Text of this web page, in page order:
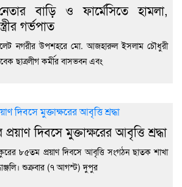
বাড়ি ও ফার্মেসিতে হামলা,
গর্ভপাত
নগরীর উপশহরে মো. আজহারুল ইসলাম চৌধুরী
ছাত্রলীগ কর্মীর বাসভবন এবং
প্রয়াণ দিবসে মুক্তাক্ষরের আবৃত্তি শ্রদ্ধা
৮৫তম প্রয়াণ দিবসে আবৃত্তি সংগঠন ছাতক শাখা
শুক্রবার (৭ আগস্ট) দুপুর